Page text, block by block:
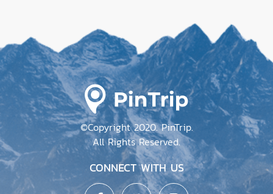
©Copyright 2020. PinTrip.
All Rights Reserved.
CONNECT WITH US